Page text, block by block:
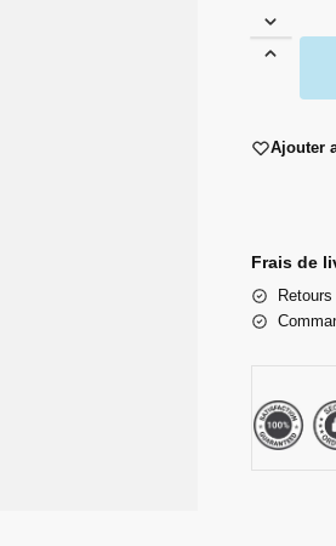
Ajouter
Frais de